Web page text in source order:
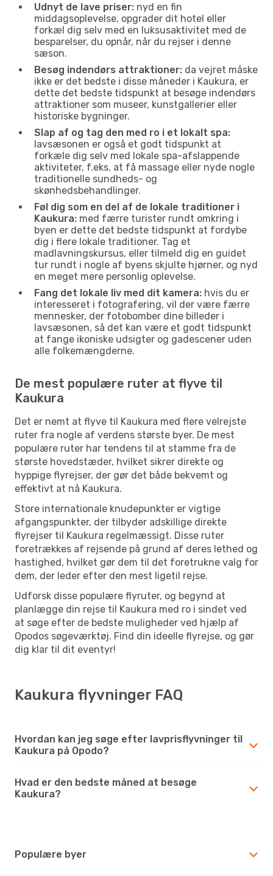
Udnyt de lave priser: nyd en fin
middagsoplevelse, opgrader dit hotel eller
forkæl dig selv med en luksusaktivitet med de
besparelser, du opnår, når du rejser i denne
sæson.
Besøg indendørs attraktioner: da vejret måske
ikke er det bedste i disse måneder i Kaukura, er
dette det bedste tidspunkt at besøge indendørs
attraktioner som museer, kunstgallerier eller
historiske bygninger.
Slap af og tag den med ro i et lokalt spa:
lavsæsonen er også et godt tidspunkt at
forkæle dig selv med lokale spa-afslappende
aktiviteter, f.eks. at få massage eller nyde nogle
traditionelle sundheds- og
skønhedsbehandlinger.
Føl dig som en del af de lokale traditioner i
Kaukura: med færre turister rundt omkring i
byen er dette det bedste tidspunkt at fordybe
dig i flere lokale traditioner. Tag et
madlavningskursus, eller tilmeld dig en guidet
tur rundt i nogle af byens skjulte hjørner, og nyd
en meget mere personlig oplevelse.
Fang det lokale liv med dit kamera: hvis du er
interesseret i fotografering, vil der være færre
mennesker, der fotobomber dine billeder i
lavsæsonen, så det kan være et godt tidspunkt
at fange ikoniske udsigter og gadescener uden
alle folkemængderne.
De mest populære ruter at flyve til
Kaukura
Det er nemt at flyve til Kaukura med flere velrejste
ruter fra nogle af verdens største byer. De mest
populære ruter har tendens til at stamme fra de
største hovedstæder, hvilket sikrer direkte og
hyppige flyrejser, der gør det både bekvemt og
effektivt at nå Kaukura.
Store internationale knudepunkter er vigtige
afgangspunkter, der tilbyder adskillige direkte
flyrejser til Kaukura regelmæssigt. Disse ruter
foretrækkes af rejsende på grund af deres lethed og
hastighed, hvilket gør dem til det foretrukne valg for
dem, der leder efter den mest ligetil rejse.
Udforsk disse populære flyruter, og begynd at
planlægge din rejse til Kaukura med ro i sindet ved
at søge efter de bedste muligheder ved hjælp af
Opodos søgeværktøj. Find din ideelle flyrejse, og gør
dig klar til dit eventyr!
Kaukura flyvninger FAQ
Hvordan kan jeg søge efter lavprisflyvninger til
Kaukura på Opodo?
Hvad er den bedste måned at besøge
Kaukura?
Populære byer